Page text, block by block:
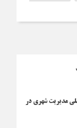
مدیریت شهری در